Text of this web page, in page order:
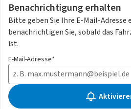
Benachrichtigung erhalten
Bitte geben Sie Ihre E-Mail-Adresse
benachrichtigen Sie, sobald das
ist.
E-Mail-Adresse*